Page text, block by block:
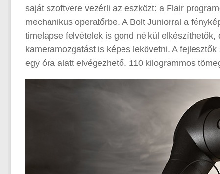
saját szoftvere vezérli az eszközt: a Flair
mechanikus operatőrbe. A Bolt Juniorral a
timelapse felvételek is gond nélkül
kameramozgatást is képes lekövetni. A fejlesztők
egy óra alatt elvégezhető. 110 kilogrammos